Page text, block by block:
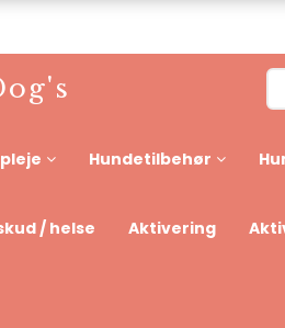
Hundetilbehør
/ helse Aktivering